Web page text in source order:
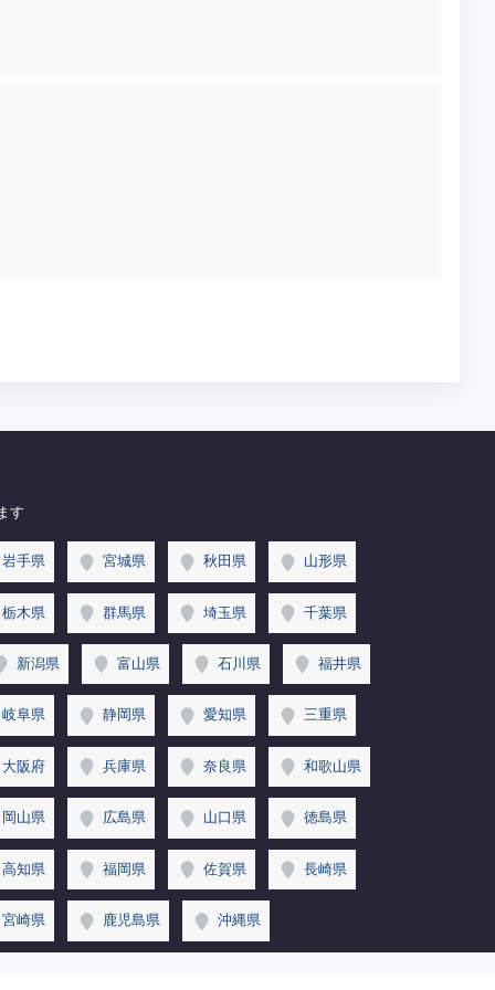
す
手県 宮城県 秋田県 山形県
木県 群馬県 埼玉県 千葉県
新潟県 富山県 石川県 福井県
阜県 静岡県 愛知県 三重県
阪府 兵庫県 奈良県 和歌山県
山県 広島県 山口県 徳島県
知県 福岡県 佐賀県 長崎県
崎県 鹿児島県 沖縄県